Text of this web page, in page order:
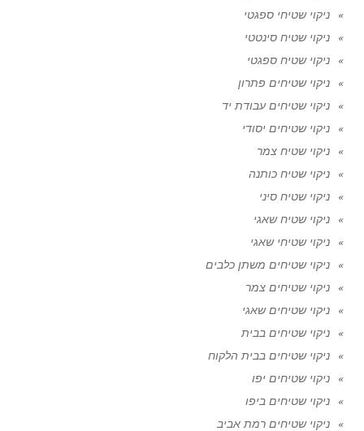
ניקוי שטיחי ספגטי
ניקוי שטיח סינטטי
ניקוי שטיח ספגטי
ניקוי שטיחים פתרון
ניקוי שטיחים עבודת יד
ניקוי שטיחים יסודי
ניקוי שטיח צמר
ניקוי שטיח כותנה
ניקוי שטיח סיני
ניקוי שטיח שאגי
ניקוי שטיחי שאגי
ניקוי שטיחים משתן כלבים
ניקוי שטיחים צמר
ניקוי שטיחים שאגי
ניקוי שטיחים בבית
ניקוי שטיחים בבית הלקוח
ניקוי שטיחים יפו
ניקוי שטיחים ביפו
ניקוי שטיחים רמת אביב